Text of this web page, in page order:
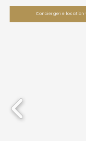
Conciergerie location